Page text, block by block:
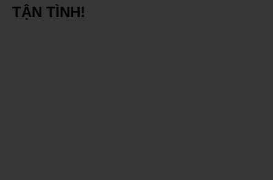
TẬN TÌNH!